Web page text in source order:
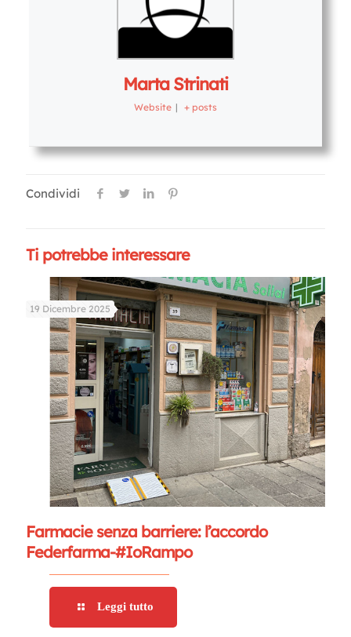
Marta Strinati
Website | + posts
Condividi
Ti potrebbe interessare
19 Dicembre 2025
Farmacie senza barriere: l’accordo
Federfarma-#IoRampo
Leggi tutto